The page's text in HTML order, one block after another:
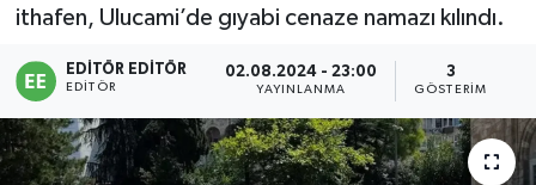
ithafen, Ulucami’de gıyabi cenaze namazı kılındı.
EDITÖR EDITÖR
EDITÖR
02.08.2024 - 23:00
YAYINLANMA
3
GÖSTERIM
Gündem
Magazin
Sağlık